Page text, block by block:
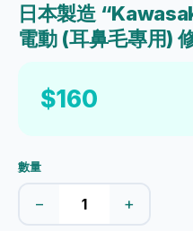
日本製造
電動 (耳鼻毛專用)
$160
數量
− +